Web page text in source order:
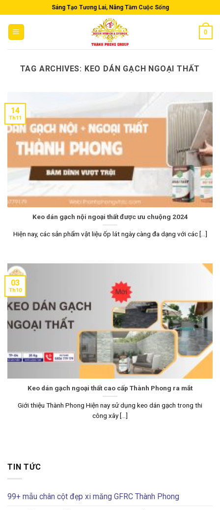
to
content
Sáng Tạo Tương Lai, Nâng Tầm Cuộc Sống
0
TAG ARCHIVES: KEO DÁN GẠCH NGOẠI THẤT
Keo dán gạch nội ngoại thất được ưu chuộng 2024
Hiện nay, các sản phẩm vật liệu ốp lát ngày càng đa dạng với các [...]
14
Th11
Keo dán gạch ngoại thất cao cấp Thành Phong ra mắt
Giới thiệu Thành Phong Hiện nay sử dụng keo dán gạch trong thi
công xây [...]
03
Th10
TIN TỨC
99+ mẫu chân cột đẹp xi măng GFRC Thành Phong